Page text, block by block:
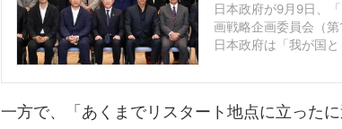
日本政府が9月9日、
画戦略企画委員会（
日本政府は「我が国
略的に取り組む」と
一方で、「あくまでリスタート地点に立った